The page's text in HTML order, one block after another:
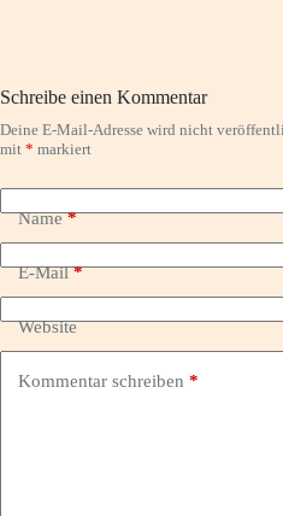
Schreibe einen Kommentar
Deine E-Mail-Adresse wird nicht
mit * markiert
Name*
E-Mail*
Website
Kommentar schreiben *